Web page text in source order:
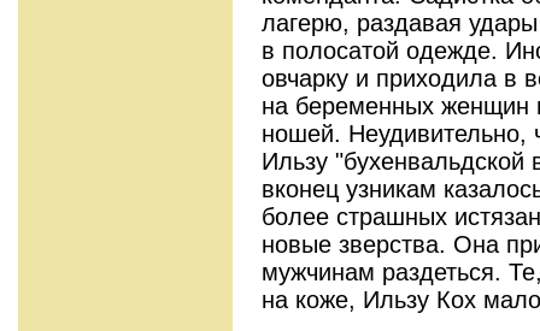
лагерю, раздавая
в полосатой одежде.
овчарку и приходила в
на беременных женщин
ношей. Неудивительно,
Ильзу
вконец узникам
более страшных
новые зверства. Она
мужчинам раздеться.
на коже, Ильзу Кох